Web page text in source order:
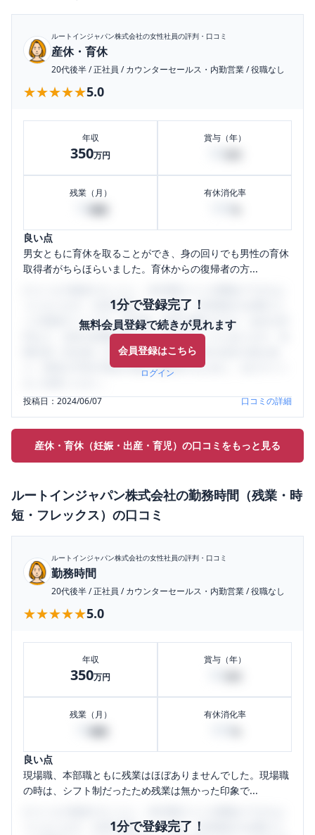
ルートインジャパン株式会社の女性社員の評判・口コミ
産休・育休
20代後半/正社員 /カウンターセールス・内勤営業/役職なし
★★★★★
★★★★★5.0
年収
350万円
賞与（年）
残業（月） 有休消化率
良い点
男女ともに育休を取ることができ、身の回りでも男性の育休
取得者がちらほらいました。育休からの復帰者の方...
1分で登録完了！
無料会員登録で続きが見れます
会員登録はこちら
ログイン
うになります。SHEHUB(シーハブ)は、女性限定の企業口コ
ミの投稿サイトです。給与面・女性の働きやすさ・会社の評
判など、女性の転職は気にすべき点がたくさんあります。先
輩社員（元社員）の口コミを通して、本当の会社の姿を知
り、将来の不安や現在の悩みを解消するために、ぜひサイト
投稿日：2024/06/07 口コミの詳細
産休・育休（妊娠・出産・育児）の口コミをもっと見る
ルートインジャパン株式会社の勤務時間（残業・時
短・フレックス） の口コミ
ルートインジャパン株式会社の女性社員の評判・口コミ
勤務時間
20代後半/正社員 /カウンターセールス・内勤営業/役職なし
★★★★★
★★★★★5.0
年収
350万円
賞与（年）
残業（月） 有休消化率
良い点
現場職、本部職ともに残業はほぼありませんでした。現場職
の時は、シフト制だったため残業は無かった印象で...
1分で登録完了！
うになります。SHEHUB(シーハブ)は、女性限定の企業口コ